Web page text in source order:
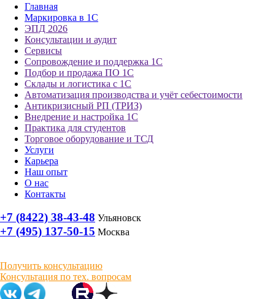
Главная
Маркировка в 1С
ЭПД 2026
Консультации и аудит
Сервисы
Сопровождение и поддержка 1С
Подбор и продажа ПО 1С
Склады и логистика с 1С
Автоматизация производства и учёт себестоимости
Антикризисный РП (ТРИЗ)
Внедрение и настройка 1С
Практика для студентов
Торговое оборудование и ТСД
Услуги
Карьера
Наш опыт
О нас
Контакты
+7 (8422) 38-43-48 Ульяновск
+7 (495) 137-50-15 Москва
Получить консультацию
Консультация по тех. вопросам